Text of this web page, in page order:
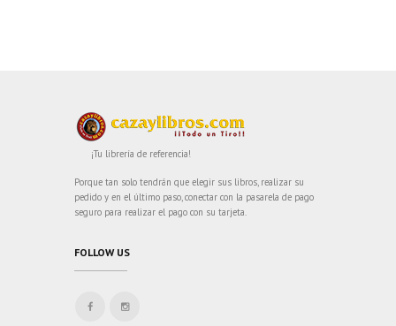
¡Tu librería de referencia!
Porque tan solo tendrán que elegir sus libros, realizar su
pedido y en el último paso, conectar con la pasarela de pago
seguro para realizar el pago con su tarjeta.
FOLLOW US